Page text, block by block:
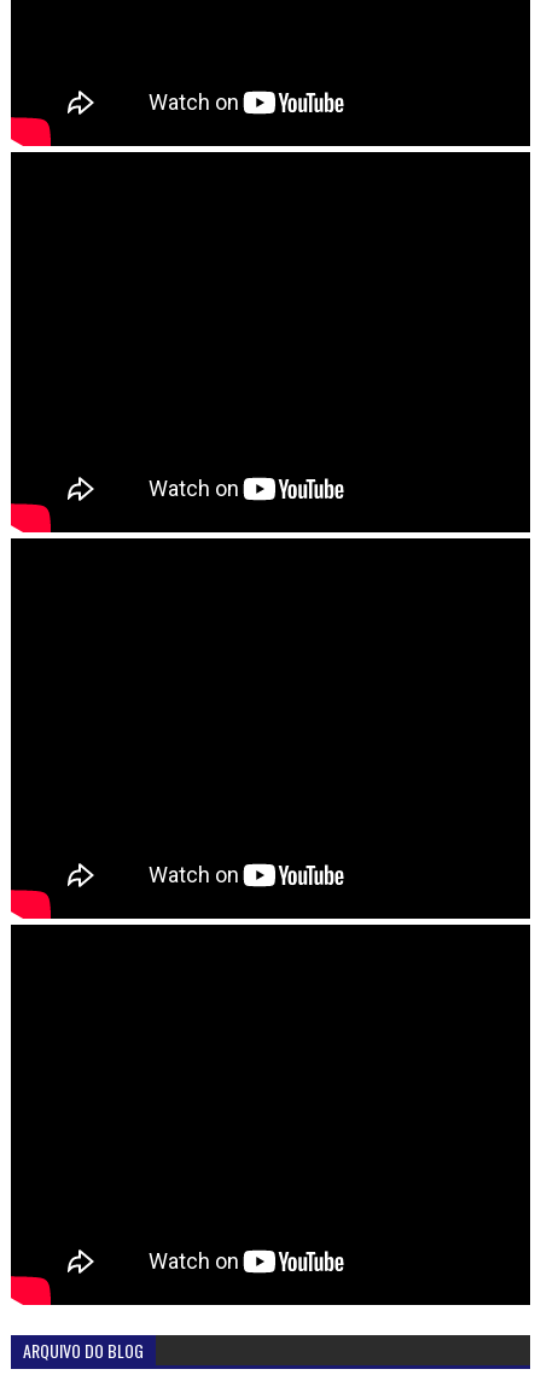
ARQUIVO DO BLOG